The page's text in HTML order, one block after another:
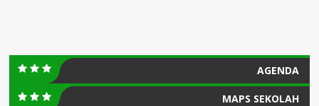
AGENDA
MAPS SEKOLAH